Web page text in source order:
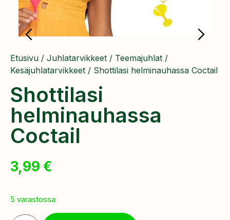
Etusivu / Juhlatarvikkeet / Teemajuhlat /
Kesäjuhlatarvikkeet / Shottilasi helminauhassa Coctail
Shottilasi
helminauhassa
Coctail
3,99 €
5 varastossa